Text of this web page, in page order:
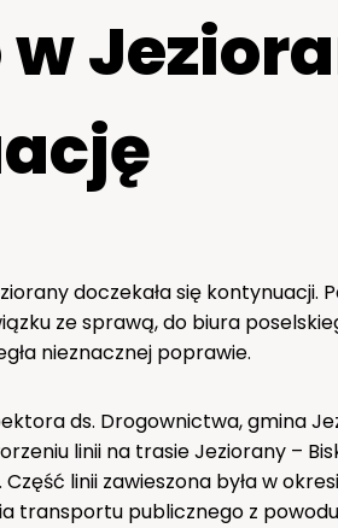
doczekała się kontynuacji.
ze sprawą, do biura
nieznacznej poprawie.
ds. Drogownictwa, gmina
linii na trasie Jeziorany –
linii zawieszona była w
transportu publicznego z